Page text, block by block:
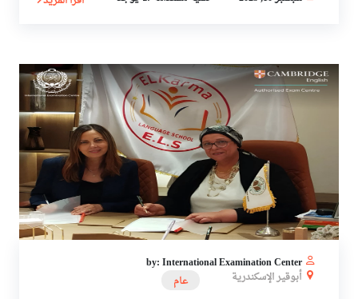
by: International Examination Center
أبوقير الإسكندرية
عام